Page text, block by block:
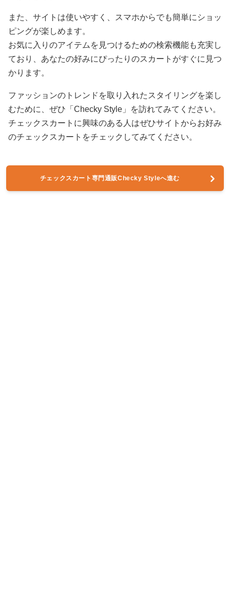
また、サイトは使いやすく、スマホからでも簡単にショッ
ピングが楽しめます。
お気に入りのアイテムを見つけるための検索機能も充実し
ており、あなたの好みにぴったりのスカートがすぐに見つ
かります。
ファッションのトレンドを取り入れたスタイリングを楽し
むために、ぜひ「Checky Style」を訪れてみてください。
チェックスカートに興味のある人はぜひサイトからお好み
のチェックスカートをチェックしてみてください。
チェックスカート専門通販Checky Styleへ進む